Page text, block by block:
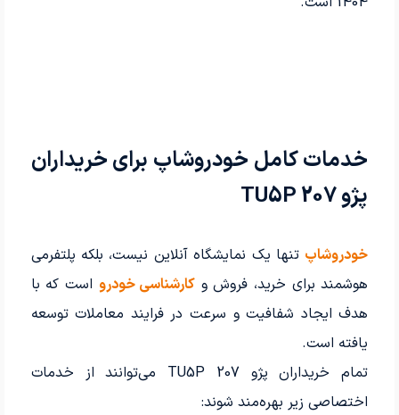
خدمات کامل خودروشاپ برای خریداران
پژو 207 TU5P
خودروشاپ تنها یک نمایشگاه آنلاین نیست، بلکه پلتفرمی
هوشمند برای خرید، فروش و کارشناسی خودرو است که با
هدف ایجاد شفافیت و سرعت در فرایند معاملات توسعه
یافته است.
تمام خریداران پژو 207 TU5P می‌توانند از خدمات
اختصاصی زیر بهره‌مند شوند: